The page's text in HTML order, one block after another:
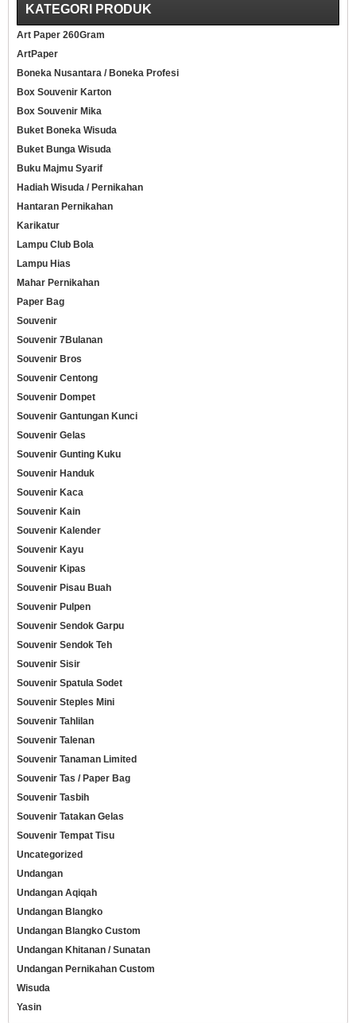
KATEGORI PRODUK
Art Paper 260Gram
ArtPaper
Boneka Nusantara / Boneka Profesi
Box Souvenir Karton
Box Souvenir Mika
Buket Boneka Wisuda
Buket Bunga Wisuda
Buku Majmu Syarif
Hadiah Wisuda / Pernikahan
Hantaran Pernikahan
Karikatur
Lampu Club Bola
Lampu Hias
Mahar Pernikahan
Paper Bag
Souvenir
Souvenir 7Bulanan
Souvenir Bros
Souvenir Centong
Souvenir Dompet
Souvenir Gantungan Kunci
Souvenir Gelas
Souvenir Gunting Kuku
Souvenir Handuk
Souvenir Kaca
Souvenir Kain
Souvenir Kalender
Souvenir Kayu
Souvenir Kipas
Souvenir Pisau Buah
Souvenir Pulpen
Souvenir Sendok Garpu
Souvenir Sendok Teh
Souvenir Sisir
Souvenir Spatula Sodet
Souvenir Steples Mini
Souvenir Tahlilan
Souvenir Talenan
Souvenir Tanaman Limited
Souvenir Tas / Paper Bag
Souvenir Tasbih
Souvenir Tatakan Gelas
Souvenir Tempat Tisu
Uncategorized
Undangan
Undangan Aqiqah
Undangan Blangko
Undangan Blangko Custom
Undangan Khitanan / Sunatan
Undangan Pernikahan Custom
Wisuda
Yasin